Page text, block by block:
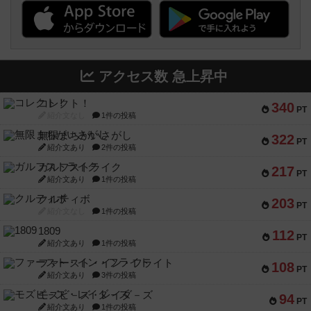
アクセス数 急上昇中
340 PT
コレクト！
1件の投稿
322 PT
無限まちがいさがし
紹介文あり 2件の投稿
217 PT
ガルフストライク
紹介文あり 1件の投稿
203 PT
クルティボ
1件の投稿
112 PT
1809
紹介文あり 1件の投稿
108 PT
ファースト・イン・フライト
紹介文あり 3件の投稿
94 PT
モズビ－ズ・レイダ－ズ
紹介文あり 1件の投稿